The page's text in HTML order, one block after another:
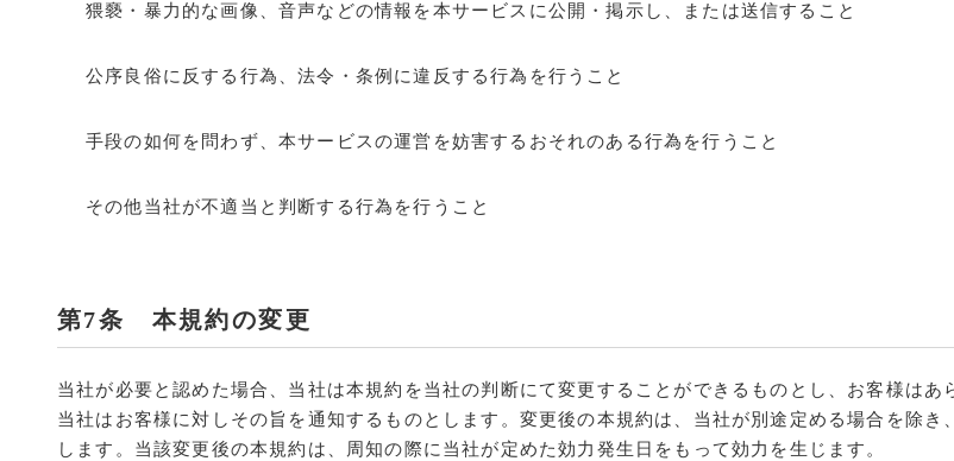
猥褻・暴力的な画像、音声などの情報を本サービスに公開・掲示し、または送信すること
公序良俗に反する行為、法令・条例に違反する行為を行うこと
手段の如何を問わず、本サービスの運営を妨害するおそれのある行為を行うこと
その他当社が不適当と判断する行為を行うこと
第7条 本規約の変更
当社が必要と認めた場合、当社は本規約を当社の判断にて変更することができるものとし、お客様は
当社はお客様に対しその旨を通知するものとします。変更後の本規約は、当社が別途定める場合を除
します。当該変更後の本規約は、周知の際に当社が定めた効力発生日をもって効力を生じます。